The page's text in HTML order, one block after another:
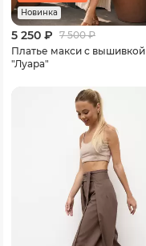
Новинка
5 250 ₽ 7 500₽
Платье макси с вышивкой
"Луара"